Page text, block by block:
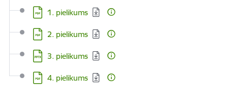
Lejupielādēt:
1. pielikums
Lejupielādēt:
2. pielikums
Lejupielādēt:
3. pielikums
Lejupielādēt:
4. pielikums